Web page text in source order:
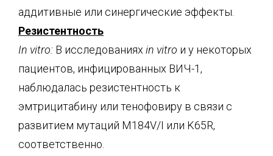
аддитивные или синергические эффекты.
Резистентность
In vitro: В исследованиях in vitro и у некоторых
пациентов, инфицированных ВИЧ-1,
наблюдалась резистентность к
эмтрицитабину или тенофовиру в связи с
развитием мутаций M184V/I или K65R,
соответственно.